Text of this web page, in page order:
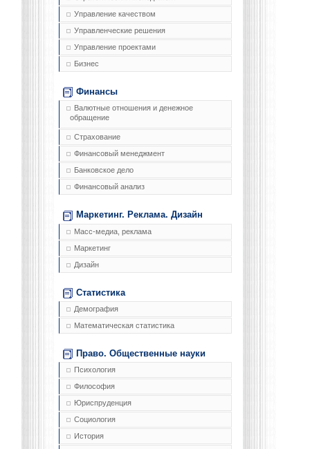
Управление качеством
Управленческие решения
Управление проектами
Бизнес
Финансы
Валютные отношения и денежное
обращение
Страхование
Финансовый менеджмент
Банковское дело
Финансовый анализ
Маркетинг. Реклама. Дизайн
Масс-медиа, реклама
Маркетинг
Дизайн
Статистика
Демография
Математическая статистика
Право. Общественные науки
Психология
Философия
Юриспруденция
Социология
История